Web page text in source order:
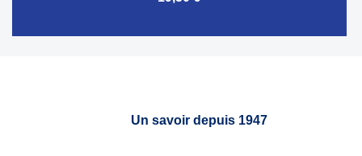
Un savoir depuis 1947